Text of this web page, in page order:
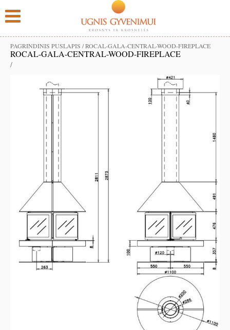
PAGRINDINIS PUSLAPIS /ROCAL-GALA-CENTRAL-WOOD-FIREPLACE
ROCAL-GALA-CENTRAL-WOOD-FIREPLACE
/